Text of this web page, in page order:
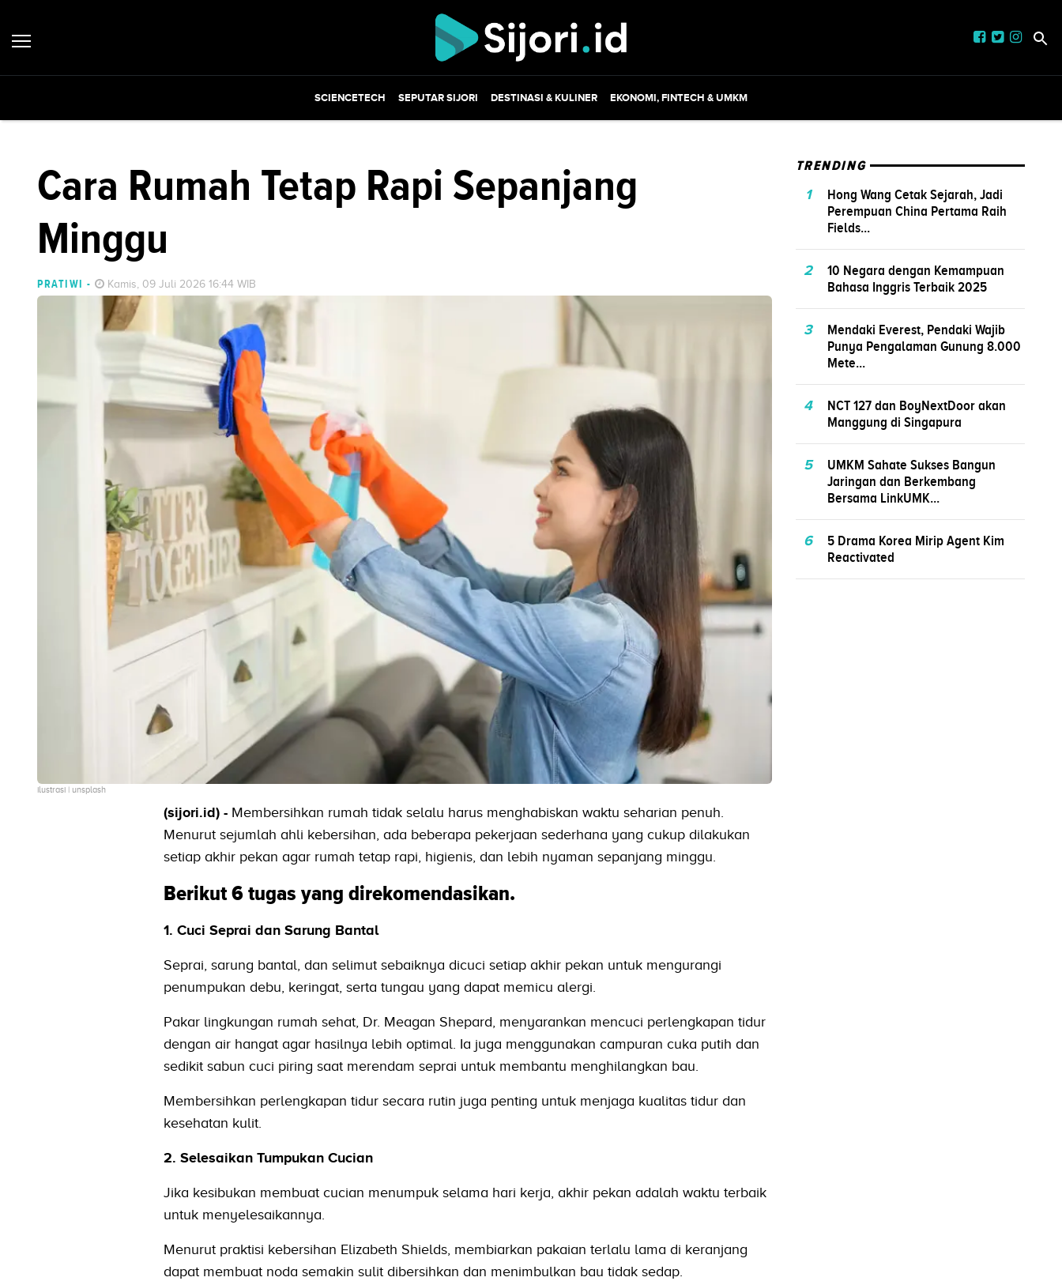
SCIENCETECH SEPUTAR SIJORI DESTINASI & KULINER EKONOMI, FINTECH & UMKM
Cara Rumah Tetap Rapi Sepanjang
Minggu
PRATIWI - Kamis, 09 Juli 2026 16:44 WIB
ilustrasi | unsplash
(sijori.id) - Membersihkan rumah tidak selalu harus menghabiskan waktu seharian penuh.
Menurut sejumlah ahli kebersihan, ada beberapa pekerjaan sederhana yang cukup dilakukan
setiap akhir pekan agar rumah tetap rapi, higienis, dan lebih nyaman sepanjang minggu.
Berikut 6 tugas yang direkomendasikan.
1. Cuci Seprai dan Sarung Bantal
Seprai, sarung bantal, dan selimut sebaiknya dicuci setiap akhir pekan untuk mengurangi
penumpukan debu, keringat, serta tungau yang dapat memicu alergi.
Pakar lingkungan rumah sehat, Dr. Meagan Shepard, menyarankan mencuci perlengkapan tidur
dengan air hangat agar hasilnya lebih optimal. Ia juga menggunakan campuran cuka putih dan
sedikit sabun cuci piring saat merendam seprai untuk membantu menghilangkan bau.
Membersihkan perlengkapan tidur secara rutin juga penting untuk menjaga kualitas tidur dan
kesehatan kulit.
2. Selesaikan Tumpukan Cucian
Jika kesibukan membuat cucian menumpuk selama hari kerja, akhir pekan adalah waktu terbaik
untuk menyelesaikannya.
Menurut praktisi kebersihan Elizabeth Shields, membiarkan pakaian terlalu lama di keranjang
dapat membuat noda semakin sulit dibersihkan dan menimbulkan bau tidak sedap.
TRENDING
1
Hong Wang Cetak Sejarah, Jadi
Perempuan China Pertama Raih
Fields...
2
10 Negara dengan Kemampuan
Bahasa Inggris Terbaik 2025
3
Mendaki Everest, Pendaki Wajib
Punya Pengalaman Gunung 8.000
Mete...
4
NCT 127 dan BoyNextDoor akan
Manggung di Singapura
5
UMKM Sahate Sukses Bangun
Jaringan dan Berkembang
Bersama LinkUMK...
6
5 Drama Korea Mirip Agent Kim
Reactivated